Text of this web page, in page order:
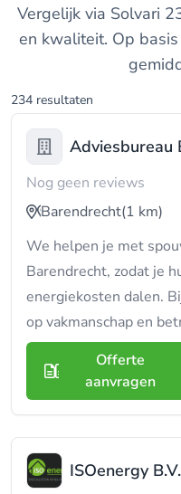
Vergelijk via Solvari
en kwaliteit. Op
234 resultaten
Adviesbureau
Nog geen reviews
Barendrecht(1 km)
We helpen je met
Barendrecht, zodat je
energiekosten dalen.
op vakmanschap en
Offerte
aanvragen
ISOenergy B.V.